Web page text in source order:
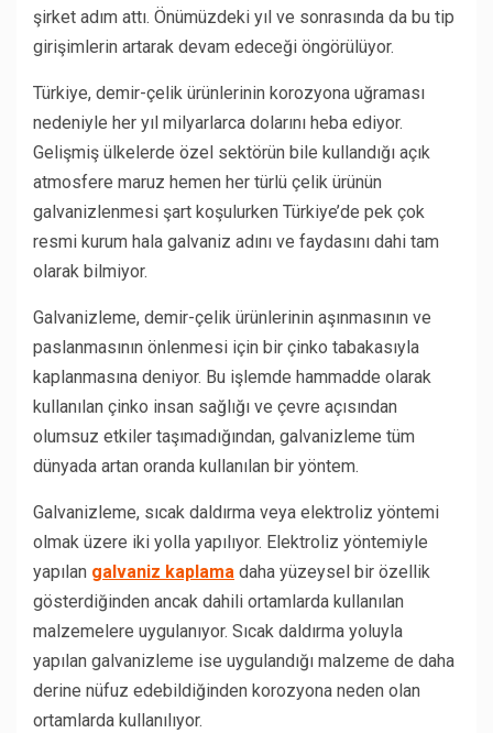
şirket adım attı. Önümüzdeki yıl ve sonrasında da bu tip
girişimlerin artarak devam edeceği öngörülüyor.
Türkiye, demir-çelik ürünlerinin korozyona uğraması
nedeniyle her yıl milyarlarca dolarını heba ediyor.
Gelişmiş ülkelerde özel sektörün bile kullandığı açık
atmosfere maruz hemen her türlü çelik ürünün
galvanizlenmesi şart koşulurken Türkiye’de pek çok
resmi kurum hala galvaniz adını ve faydasını dahi tam
olarak bilmiyor.
Galvanizleme, demir-çelik ürünlerinin aşınmasının ve
paslanmasının önlenmesi için bir çinko tabakasıyla
kaplanmasına deniyor. Bu işlemde hammadde olarak
kullanılan çinko insan sağlığı ve çevre açısından
olumsuz etkiler taşımadığından, galvanizleme tüm
dünyada artan oranda kullanılan bir yöntem.
Galvanizleme, sıcak daldırma veya elektroliz yöntemi
olmak üzere iki yolla yapılıyor. Elektroliz yöntemiyle
yapılan galvaniz kaplama daha yüzeysel bir özellik
gösterdiğinden ancak dahili ortamlarda kullanılan
malzemelere uygulanıyor. Sıcak daldırma yoluyla
yapılan galvanizleme ise uygulandığı malzeme de daha
derine nüfuz edebildiğinden korozyona neden olan
ortamlarda kullanılıyor.